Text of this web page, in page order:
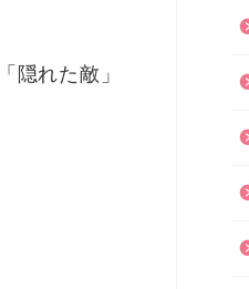
隠れた敵」